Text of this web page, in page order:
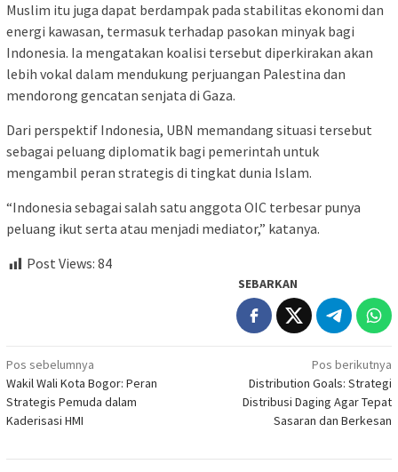
Muslim itu juga dapat berdampak pada stabilitas ekonomi dan
energi kawasan, termasuk terhadap pasokan minyak bagi
Indonesia. Ia mengatakan koalisi tersebut diperkirakan akan
lebih vokal dalam mendukung perjuangan Palestina dan
mendorong gencatan senjata di Gaza.
Dari perspektif Indonesia, UBN memandang situasi tersebut
sebagai peluang diplomatik bagi pemerintah untuk
mengambil peran strategis di tingkat dunia Islam.
“Indonesia sebagai salah satu anggota OIC terbesar punya
peluang ikut serta atau menjadi mediator,” katanya.
Post Views: 84
SEBARKAN
Navigasi
pos
Pos sebelumnya
Wakil Wali Kota Bogor: Peran
Strategis Pemuda dalam
Kaderisasi HMI
Pos berikutnya
Distribution Goals: Strategi
Distribusi Daging Agar Tepat
Sasaran dan Berkesan